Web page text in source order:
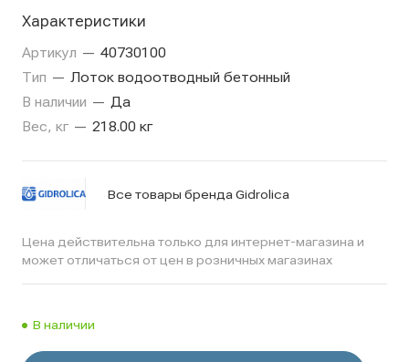
Характеристики
Артикул — 40730100
Тип — Лоток водоотводный бетонный
В наличии — Да
Вес, кг — 218.00 кг
Все товары бренда Gidrolica
Цена действительна только для интернет-магазина и
может отличаться от цен в розничных магазинах
В наличии